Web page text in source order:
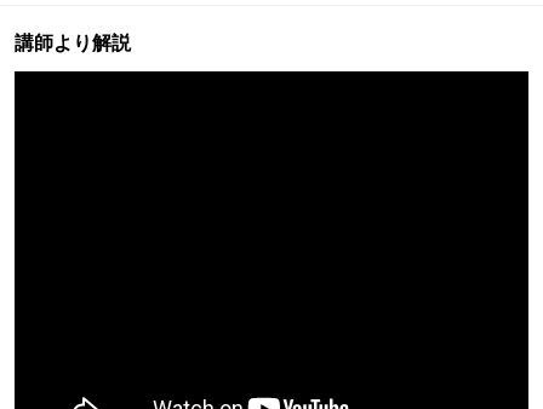
講師より解説